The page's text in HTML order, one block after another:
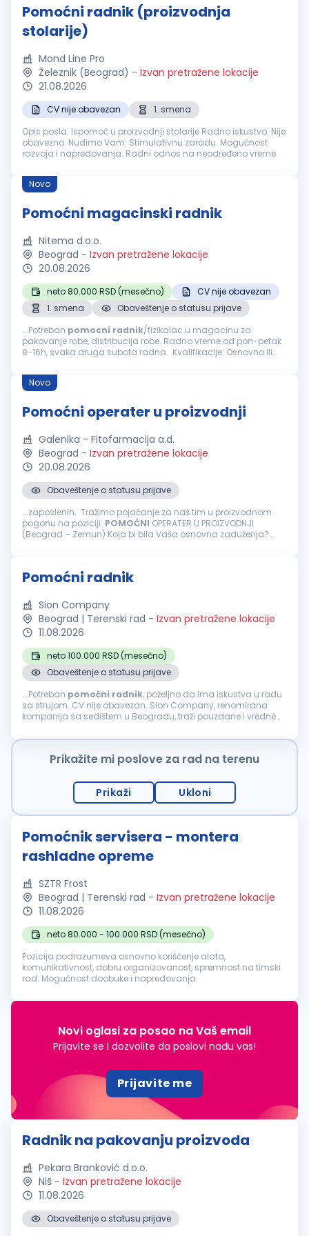
Pomoćni radnik (proizvodnja
stolarije)
Mond Line Pro
Železnik (Beograd) - Izvan pretražene lokacije
21.08.2026
CV nije obavezan
1. smena
Opis posla: Ispomoć u proizvodnji stolarije Radno iskustvo: Nije
obavezno. Nudimo Vam: Stimulativnu zaradu. Mogućnost
razvoja i napredovanja. Radni odnos na neodređeno vreme.
Novo
Pomoćni magacinski radnik
Nitema d.o.o.
Beograd - Izvan pretražene lokacije
20.08.2026
neto 80.000 RSD (mesečno)
CV nije obavezan
1. smena
Obaveštenje o statusu prijave
...Potreban pomocni radnik/fizikalac u magacinu za
pakovanje robe, distribucija robe. Radno vreme od pon-petak
8-16h, svaka druga subota radna. Kvalifikacije: Osnovno ili
Organizovanost...
Novo
Pomoćni operater u proizvodnji
Galenika - Fitofarmacija a.d.
Beograd - Izvan pretražene lokacije
20.08.2026
Obaveštenje o statusu prijave
...zaposlenih. Tražimo pojačanje za naš tim u proizvodnom
pogonu na poziciji: POMOĆNI OPERATER U PROIZVODNJI
(Beograd – Zemun) Koja bi bila Vaša osnovna zaduženja?
Pomoćni radnik
Sion Company
Beograd | Terenski rad - Izvan pretražene lokacije
11.08.2026
neto 100.000 RSD (mesečno)
Obaveštenje o statusu prijave
...Potreban pomoćni radnik, poželjno da ima iskustva u radu
sa strujom. CV nije obavezan. Sion Company, renomirana
kompanija sa sedištem u Beogradu, traži pouzdane i vredne
postanete deo dinamičnog...
Prikažite mi poslove za rad na terenu
Prikaži Ukloni
Pomoćnik servisera - montera
rashladne opreme
SZTR Frost
Beograd | Terenski rad - Izvan pretražene lokacije
11.08.2026
neto 80.000 - 100.000 RSD (mesečno)
Pozicija podrazumeva osnovno korišćenje alata,
komunikativnost, dobru organizovanost, spremnost na timski
rad. Mogućnost doobuke i napredovanja.
Novi oglasi za posao na Vaš email
Prijavite se i dozvolite da poslovi nađu vas!
Prijavite me
Radnik na pakovanju proizvoda
Pekara Branković d.o.o.
Niš - Izvan pretražene lokacije
11.08.2026
Obaveštenje o statusu prijave